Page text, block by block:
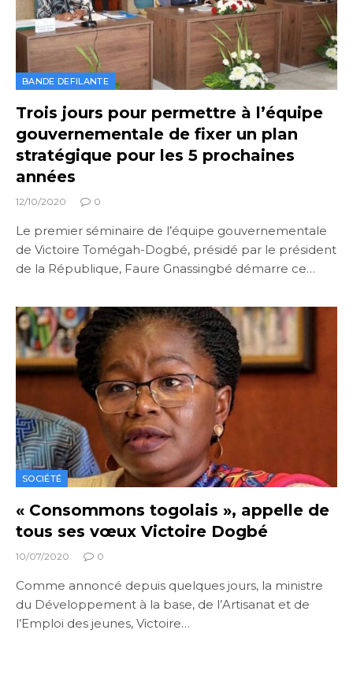
BANDE DEFILANTE
Trois jours pour permettre à l’équipe
gouvernementale de fixer un plan
stratégique pour les 5 prochaines
années
12/10/2020 0
Le premier séminaire de l’équipe gouvernementale
de Victoire Tomégah-Dogbé, présidé par le président
de la République, Faure Gnassingbé démarre ce…
SOCIÉTÉ
« Consommons togolais », appelle de
tous ses vœux Victoire Dogbé
10/07/2020 0
Comme annoncé depuis quelques jours, la ministre
du Développement à la base, de l’Artisanat et de
l’Emploi des jeunes, Victoire…